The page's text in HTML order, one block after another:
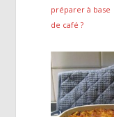
préparer à base
de café ?